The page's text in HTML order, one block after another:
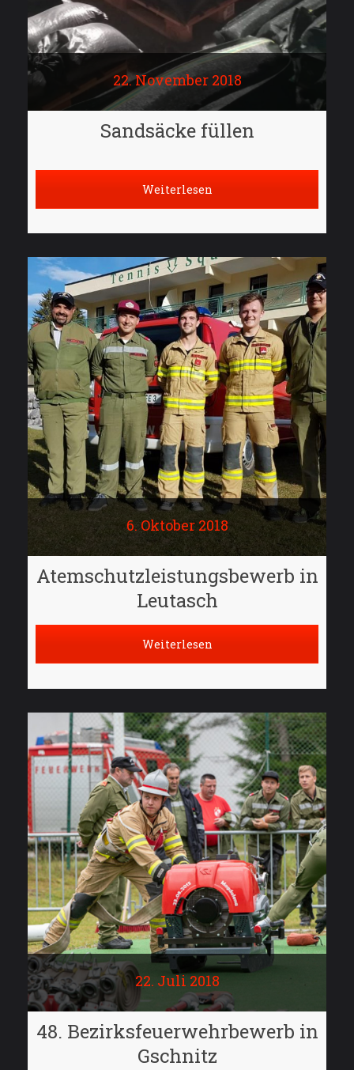
22. November 2018
Sandsäcke füllen
Weiterlesen
6. Oktober 2018
Atemschutzleistungsbewerb in
Leutasch
Weiterlesen
22. Juli 2018
48. Bezirksfeuerwehrbewerb in
Gschnitz